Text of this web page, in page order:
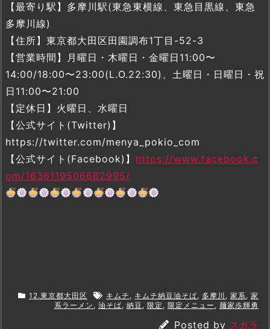
【最寄り駅】多摩川駅(東急東横線、東急目黒線、東急
多摩川線)
【住所】東京都大田区田園調布1丁目-52-3
【営業時間】月曜日・木曜日・金曜日11:00〜
14:00/18:00〜23:00(L.O.22:30)、土曜日・日曜日・祝
日11:00〜21:00
【定休日】火曜日、水曜日
【公式サイト(Twitter)】
https://twitter.com/menya_pokio_com
【公式サイト(Facebook)】 https://www.facebook.c
om/1636119506682995/
12.東京都大田区 キムチ , キムチ納豆油そば, 多摩川 , 家系, 家
系ラーメン , 油そば, 納豆, 限定 , 限定メニュー , 麺家歩輝勇
Posted by スガラ